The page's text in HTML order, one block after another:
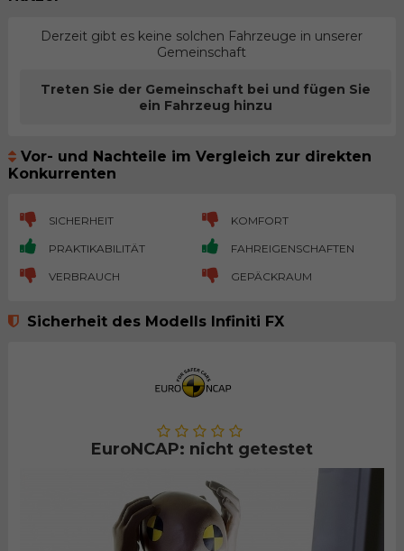
Derzeit gibt es keine solchen Fahrzeuge in unserer
Gemeinschaft
Treten Sie der Gemeinschaft bei und fügen Sie
ein Fahrzeug hinzu
Vor- und Nachteile im Vergleich zur direkten
Konkurrenten
SICHERHEIT KOMFORT
PRAKTIKABILITÄT FAHREIGENSCHAFTEN
VERBRAUCH GEPÄCKRAUM
Sicherheit des Modells Infiniti FX
EuroNCAP: nicht getestet